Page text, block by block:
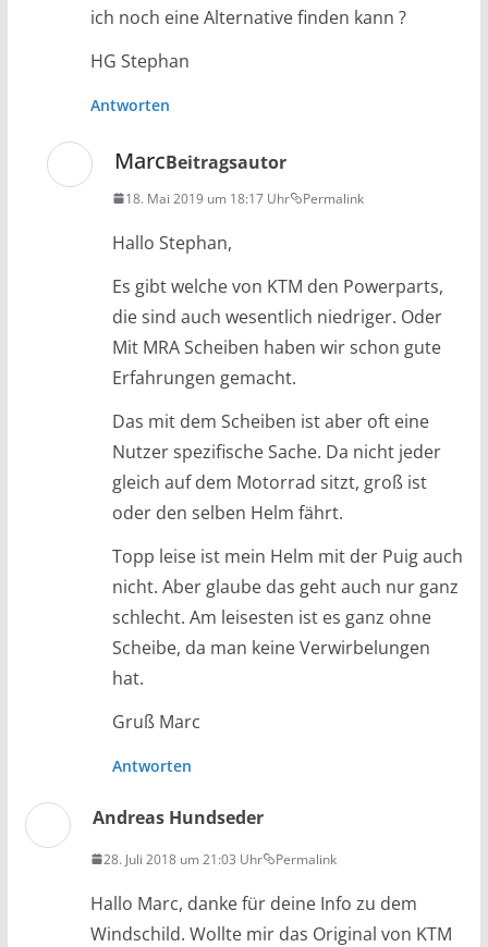
ich noch eine Alternative finden kann ?
HG Stephan
Antworten
MarcBeitragsautor
18. Mai 2019 um 18:17 Uhr Permalink
Hallo Stephan,
Es gibt welche von KTM den Powerparts,
die sind auch wesentlich niedriger. Oder
Mit MRA Scheiben haben wir schon gute
Erfahrungen gemacht.
Das mit dem Scheiben ist aber oft eine
Nutzer spezifische Sache. Da nicht jeder
gleich auf dem Motorrad sitzt, groß ist
oder den selben Helm fährt.
Topp leise ist mein Helm mit der Puig auch
nicht. Aber glaube das geht auch nur ganz
schlecht. Am leisesten ist es ganz ohne
Scheibe, da man keine Verwirbelungen
hat.
Gruß Marc
Antworten
Andreas Hundseder
28. Juli 2018 um 21:03 Uhr Permalink
Hallo Marc, danke für deine Info zu dem
Windschild. Wollte mir das Original von KTM